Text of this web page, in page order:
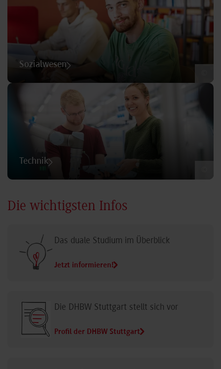
Sozialwesen
Technik
Die wichtigsten Infos
Das duale Studium im Überblick
Jetzt informieren!
Die DHBW Stuttgart stellt sich vor
Profil der DHBW Stuttgart